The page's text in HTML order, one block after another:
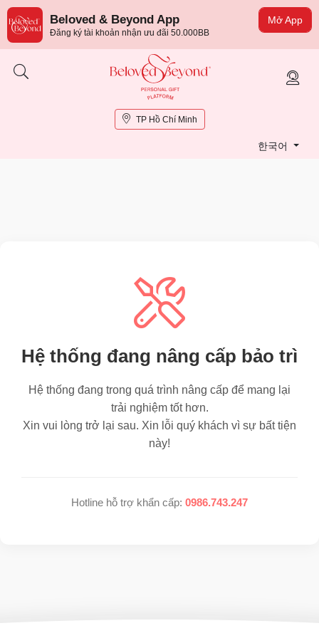
Mở App
Beloved & Beyond App
Đăng ký tài khoản nhận ưu đãi 50.000BB
TP Hồ Chí Minh
한국어
Hệ thống đang nâng cấp bảo trì
Hệ thống đang trong quá trình nâng cấp để mang lại
trải nghiệm tốt hơn.
Xin vui lòng trở lại sau. Xin lỗi quý khách vì sự bất tiện
này!
Hotline hỗ trợ khẩn cấp: 0986.743.247